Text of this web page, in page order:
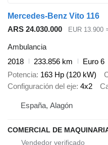
Mercedes-Benz Vito 116
ARS 24.030.000
EUR 13.900
Ambulancia
2018
233.856 km
Euro 6
Potencia 163 Hp (120 kW)
Configuración del eje 4x2
España, Alagón
COMERCIAL DE